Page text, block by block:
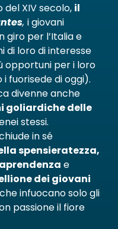
del XIV secolo, il
, i giovani
giro per l’Italia e
di loro di interesse
opportuni per i loro
fuorisede di oggi).
divenne anche
goliardiche delle
stessi.
in sé
spensieratezza,
e
dei giovani
infuocano solo gli
passione il fiore